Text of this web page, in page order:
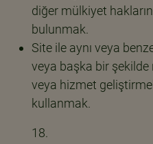
diğer mülkiyet
bulunmak.
Site ile aynı veya
veya başka bir
veya hizmet
kullanmak.